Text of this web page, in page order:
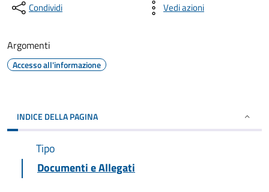
Condividi Vedi azioni
Argomenti
Accesso all'informazione
INDICE DELLA PAGINA
Tipo
Documenti e Allegati